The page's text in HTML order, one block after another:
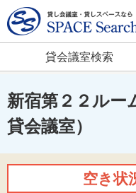
貸会議室検索
新宿第２２ルー
貸会議室）
空き状